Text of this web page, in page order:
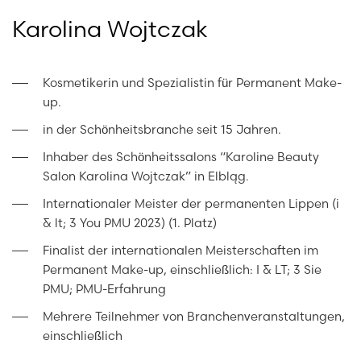
Karolina Wojtczak
Kosmetikerin und Spezialistin für Permanent Make-
up.
in der Schönheitsbranche seit 15 Jahren.
Inhaber des Schönheitssalons “Karoline Beauty
Salon Karolina Wojtczak” in Elbląg.
Internationaler Meister der permanenten Lippen (i
& lt; 3 You PMU 2023) (1. Platz)
Finalist der internationalen Meisterschaften im
Permanent Make-up, einschließlich: I & LT; 3 Sie
PMU; PMU-Erfahrung
Mehrere Teilnehmer von Branchenveranstaltungen,
einschließlich